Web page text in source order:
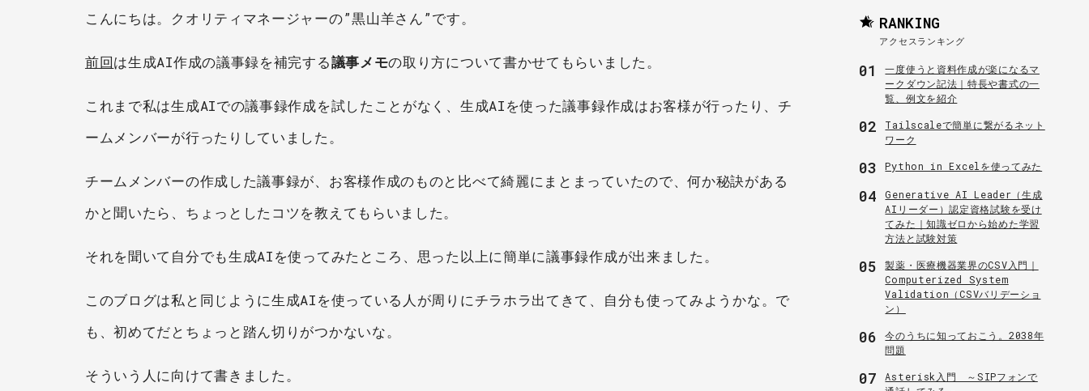
こんにちは。クオリティマネージャーの”黒山羊さん”です。
前回は生成AI作成の議事録を補完する議事メモの取り方について書かせてもらいました。
これまで私は生成AIでの議事録作成を試したことがなく、生成AIを使った議事録作成はお客様が行ったり、チ
ームメンバーが行ったりしていました。
チームメンバーの作成した議事録が、お客様作成のものと比べて綺麗にまとまっていたので、何か秘訣がある
かと聞いたら、ちょっとしたコツを教えてもらいました。
それを聞いて自分でも生成AIを使ってみたところ、思った以上に簡単に議事録作成が出来ました。
このブログは私と同じように生成AIを使っている人が周りにチラホラ出てきて、自分も使ってみようかな。で
も、初めてだとちょっと踏ん切りがつかないな。
そういう人に向けて書きました。
RANKING
アクセスランキング
01
一度使うと資料作成が楽になるマ
ークダウン記法｜特長や書式の一
覧、例文を紹介
02
Tailscaleで簡単に繋がるネット
ワーク
03 Python in Excelを使ってみた
04
Generative AI Leader（生成
AIリーダー）認定資格試験を受け
てみた｜知識ゼロから始めた学習
方法と試験対策
05
製薬・医療機器業界のCSV入門｜
Computerized System
Validation（CSVバリデーショ
ン）
06
今のうちに知っておこう。2038年
問題
07
Asterisk入門 ～SIPフォンで